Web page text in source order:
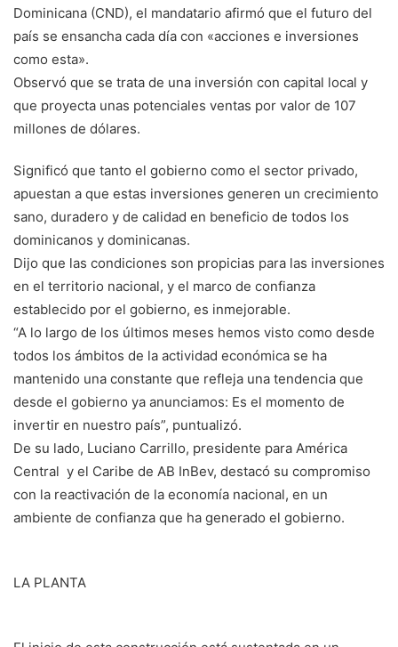
Dominicana (CND), el mandatario afirmó que el futuro del
país se ensancha cada día con «acciones e inversiones
como esta».
Observó que se trata de una inversión con capital local y
que proyecta unas potenciales ventas por valor de 107
millones de dólares.
Significó que tanto el gobierno como el sector privado,
apuestan a que estas inversiones generen un crecimiento
sano, duradero y de calidad en beneficio de todos los
dominicanos y dominicanas.
Dijo que las condiciones son propicias para las inversiones
en el territorio nacional, y el marco de confianza
establecido por el gobierno, es inmejorable.
“A lo largo de los últimos meses hemos visto como desde
todos los ámbitos de la actividad económica se ha
mantenido una constante que refleja una tendencia que
desde el gobierno ya anunciamos: Es el momento de
invertir en nuestro país”, puntualizó.
De su lado, Luciano Carrillo, presidente para América
Central y el Caribe de AB InBev, destacó su compromiso
con la reactivación de la economía nacional, en un
ambiente de confianza que ha generado el gobierno.
LA PLANTA